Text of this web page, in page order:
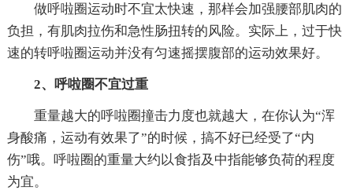
做呼啦圈运动时不宜太快速，那样会加强腰部肌肉的
负担，有肌肉拉伤和急性肠扭转的风险。实际上，过于快
速的转呼啦圈运动并没有匀速摇摆腹部的运动效果好。
2、呼啦圈不宜过重
重量越大的呼啦圈撞击力度也就越大，在你认为“浑
身酸痛，运动有效果了”的时候，搞不好已经受了“内
伤”哦。呼啦圈的重量大约以食指及中指能够负荷的程度
为宜。